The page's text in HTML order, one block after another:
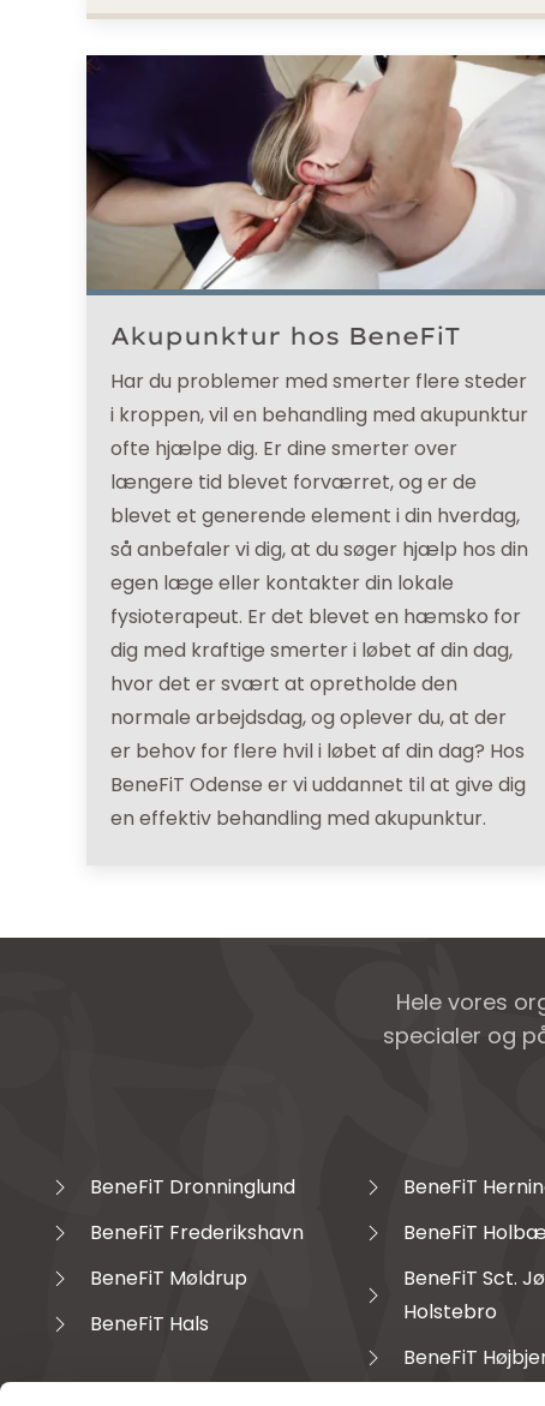
Akupunktur hos BeneFiT
Har du problemer med smerter flere steder
i kroppen, vil en behandling med akupunktur
ofte hjælpe dig. Er dine smerter over
længere tid blevet forværret, og er de
blevet et generende element i din hverdag,
så anbefaler vi dig, at du søger hjælp hos din
egen læge eller kontakter din lokale
fysioterapeut. Er det blevet en hæmsko for
dig med kraftige smerter i løbet af din dag,
hvor det er svært at opretholde den
normale arbejdsdag, og oplever du, at der
er behov for flere hvil i løbet af din dag? Hos
BeneFiT Odense er vi uddannet til at give dig
en effektiv behandling med akupunktur.
Hele vores
specialer og
BeneFiT Dronninglund
BeneFiT Frederikshavn
BeneFiT Møldrup
BeneFiT Hals
BeneFiT
BeneFiT
BeneFiT Sct.
Holstebro
BeneFiT